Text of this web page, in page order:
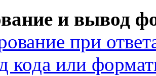
и вывод
при
кода или